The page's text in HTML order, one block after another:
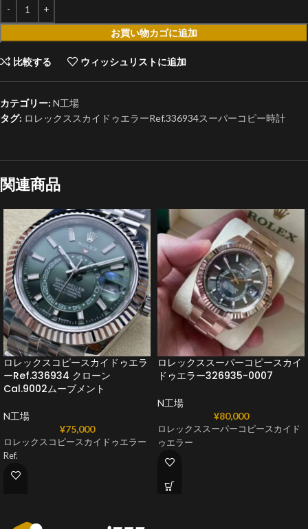
お買い物カゴに追加
比較する ウィッシュリストに追加
カテゴリー: N工場
タグ: ロレックススカイドゥエラーRef.336934スーパーコピー時計
関連商品
ロレックスコピースカイドゥエラ
ーRef.336934 クローン
Cal.9002ムーブメント
N工場
¥75,000
ロレックスコピースカイドゥエラー
Ref.
ロレックススーパーコピースカイ
ドゥエラー326935-0007
N工場
¥80,000
ロレックススーパーコピースカイド
ゥエラー